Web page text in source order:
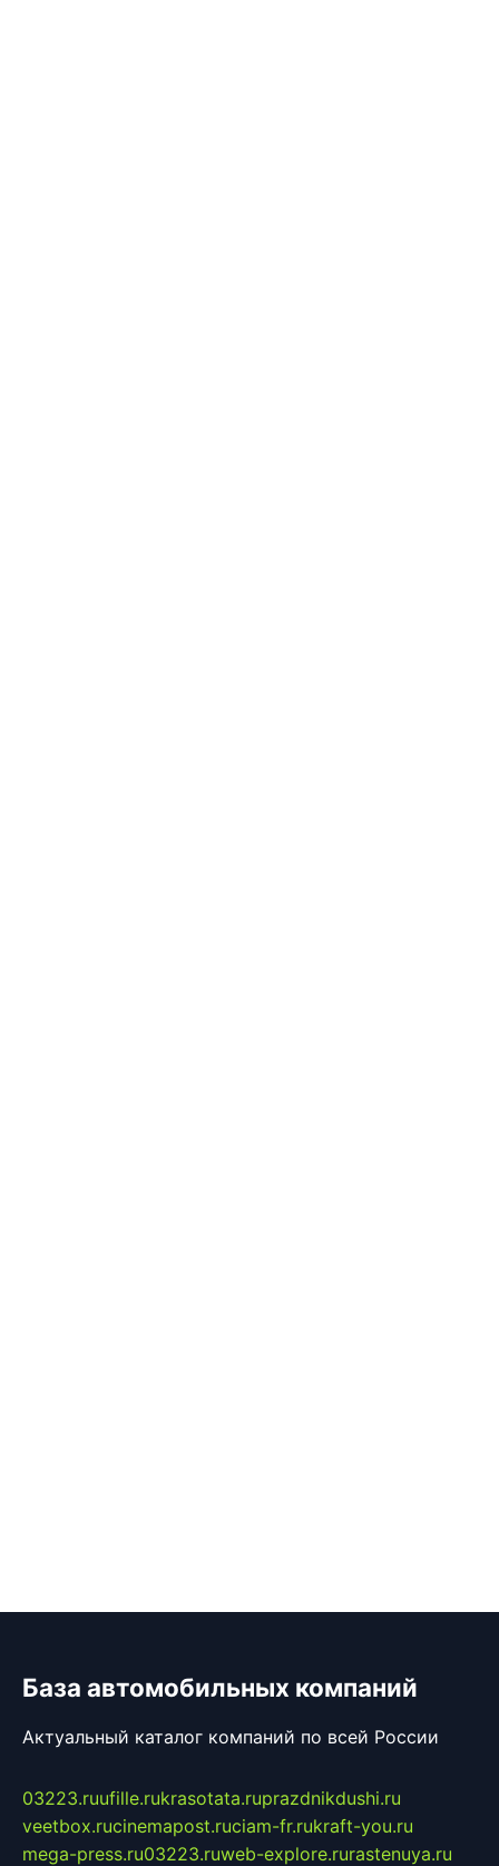
База автомобильных компаний
Актуальный каталог компаний по всей России
03223.ruufille.rukrasotata.ruprazdnikdushi.ru
veetbox.rucinemapost.ruciam-fr.rukraft-you.ru
mega-press.ru03223.ruweb-explore.rurastenuya.ru